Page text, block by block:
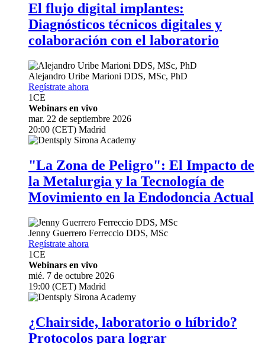
El flujo digital implantes:
Diagnósticos técnicos digitales y
colaboración con el laboratorio
Alejandro Uribe Marioni DDS, MSc, PhD
Regístrate ahora
1CE
Webinars en vivo
mar. 22 de septiembre 2026
20:00 (CET) Madrid
"La Zona de Peligro": El Impacto de
la Metalurgia y la Tecnología de
Movimiento en la Endodoncia Actual
Jenny Guerrero Ferreccio DDS, MSc
Regístrate ahora
1CE
Webinars en vivo
mié. 7 de octubre 2026
19:00 (CET) Madrid
¿Chairside, laboratorio o híbrido?
Protocolos para lograr